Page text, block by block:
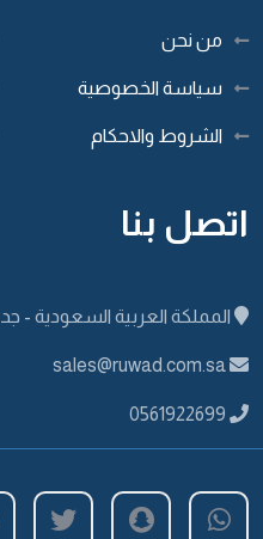
من نحن
سياسة الخصوصية
الشروط والاحكام
اتصل بنا
المملكة العربية السعودية -
sales@ruwad.com.sa
0561922699